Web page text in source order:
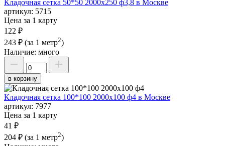
Кладочная сетка 50*50 2000х250 ф3,8 в Москве
артикул: 5715
Цена за 1 карту
122 ₽
243 ₽ (за 1 метр2)
Наличие: много
в корзину
Кладочная сетка 100*100 2000х100 ф4 в Москве
артикул: 7977
Цена за 1 карту
41 ₽
204 ₽ (за 1 метр2)